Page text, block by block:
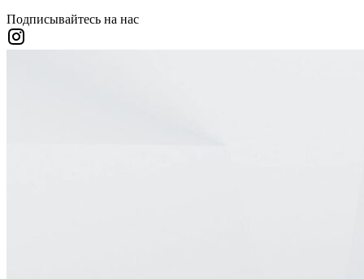
Подписывайтесь на нас